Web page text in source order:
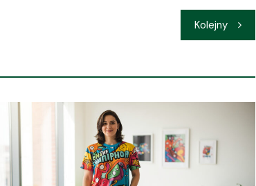
Kolejny